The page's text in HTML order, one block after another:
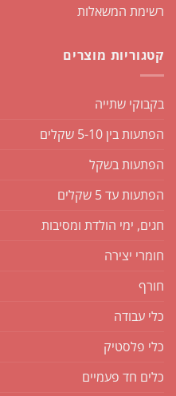
רשימת המשאלות
קטגוריות מוצרים
בקבוקי שתייה
הפתעות בין 5-10 שקלים
הפתעות בשקל
הפתעות עד 5 שקלים
חגים, ימי הולדת ומסיבות
חומרי יצירה
חורף
כלי עבודה
כלי פלסטיק
כלים חד פעמיים